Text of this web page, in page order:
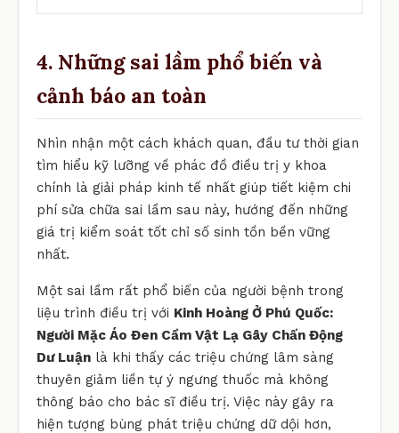
4. Những sai lầm phổ biến và
cảnh báo an toàn
Nhìn nhận một cách khách quan, đầu tư thời gian
tìm hiểu kỹ lưỡng về phác đồ điều trị y khoa
chính là giải pháp kinh tế nhất giúp tiết kiệm chi
phí sửa chữa sai lầm sau này, hướng đến những
giá trị kiểm soát tốt chỉ số sinh tồn bền vững
nhất.
Một sai lầm rất phổ biến của người bệnh trong
liệu trình điều trị với Kinh Hoàng Ở Phú Quốc:
Người Mặc Áo Đen Cầm Vật Lạ Gây Chấn Động
Dư Luận là khi thấy các triệu chứng lâm sàng
thuyên giảm liền tự ý ngưng thuốc mà không
thông báo cho bác sĩ điều trị. Việc này gây ra
hiện tượng bùng phát triệu chứng dữ dội hơn,